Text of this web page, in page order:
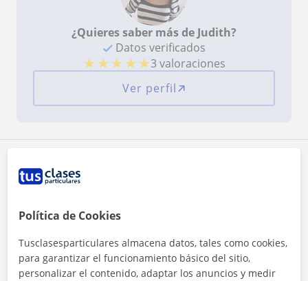
¿Quieres saber más de Judith?
Datos verificados
★ ★ ★ ★ ★3 valoraciones
Ver perfil
Zona de Judith
+ −
Política de Cookies
Tusclasesparticulares almacena datos, tales como cookies,
para garantizar el funcionamiento básico del sitio,
personalizar el contenido, adaptar los anuncios y medir